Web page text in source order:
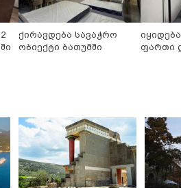
ქირავდება სავაჭრო
ობიექტი ბათუმში
ფართი